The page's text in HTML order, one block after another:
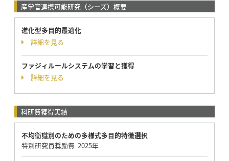
産学官連携可能研究（シーズ）概要
進化型多目的最適化
詳細を見る
ファジィルールシステムの学習と獲得
詳細を見る
科研費獲得実績
不均衡識別のための多様式多目的特徴選択
特別研究員奨励費 2025年